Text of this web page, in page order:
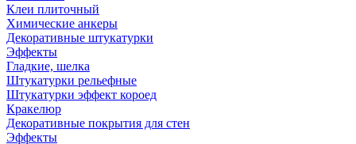
Клеи плиточный
Химические анкеры
Декоративные штукатурки
Эффекты
Гладкие, шелка
Штукатурки рельефные
Штукатурки эффект короед
Кракелюр
Декоративные покрытия для стен
Эффекты